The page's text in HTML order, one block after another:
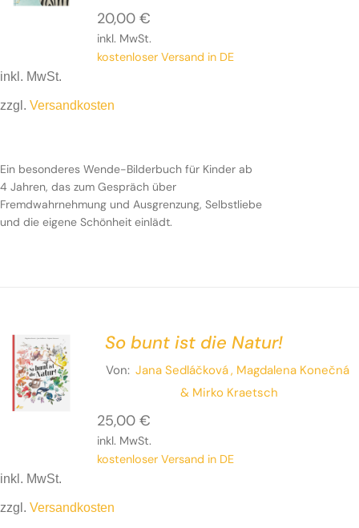
20,00 €
inkl. MwSt.
kostenloser Versand in DE
inkl. MwSt.
zzgl. Versandkosten
Ein besonderes Wende-Bilderbuch für Kinder ab
4 Jahren, das zum Gespräch über
Fremdwahrnehmung und Ausgrenzung, Selbstliebe
und die eigene Schönheit einlädt.
So bunt ist die Natur!
Von: Jana Sedláčková, Magdalena Konečná
& Mirko Kraetsch
25,00 €
inkl. MwSt.
kostenloser Versand in DE
inkl. MwSt.
zzgl. Versandkosten